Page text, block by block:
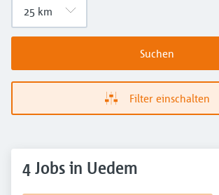
Suchen
Filter einschalten
4 Jobs in Uedem